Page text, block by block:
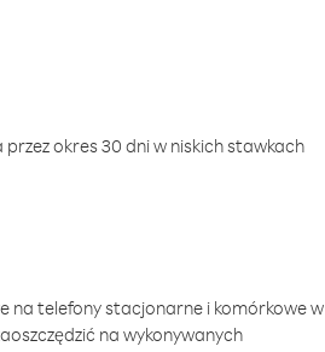
okres 30 dni w niskich stawkach
na telefony stacjonarne i komórkowe w
na wykonywanych